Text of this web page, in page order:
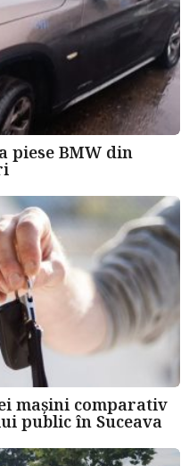
piese BMW din
mașini comparativ
public în Suceava